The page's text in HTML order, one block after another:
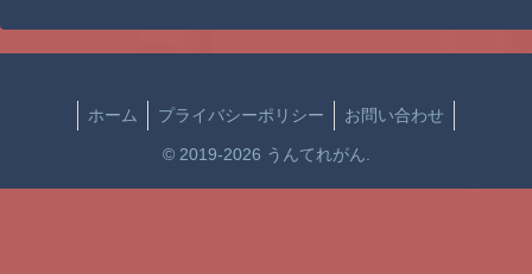
ホーム プライバシーポリシー お問い合わせ
© 2019-2026 うんてれがん.